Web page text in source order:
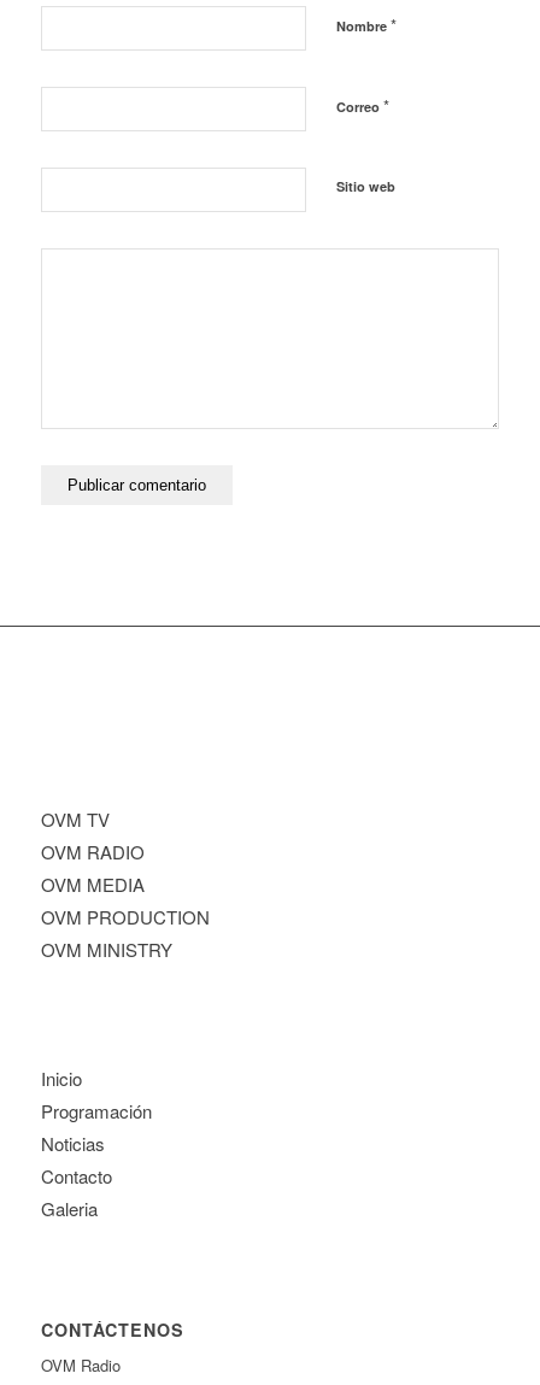
Nombre *
Correo *
Sitio web
OVM TV
OVM RADIO
OVM MEDIA
OVM PRODUCTION
OVM MINISTRY
Inicio
Programación
Noticias
Contacto
Galeria
CONTÁCTENOS
OVM Radio